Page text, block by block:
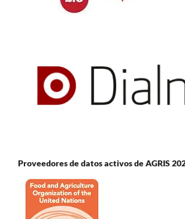
Proveedores de datos activos de AGRIS